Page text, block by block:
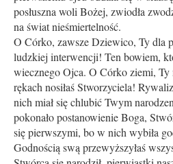
posłuszna woli Bożej, zwiodła
na świat nieśmiertelność.
O Córko, zawsze Dziewico, Ty dla
ludzkiej interwencji! Ten bowiem,
wiecznego Ojca. O Córko ziemi,
rękach nosiłaś Stworzyciela!
nich miał się chlubić Twym
pokonało postanowienie Boga,
się pierwszymi, bo w nich wybiła
Godnością swą przewyższyłaś